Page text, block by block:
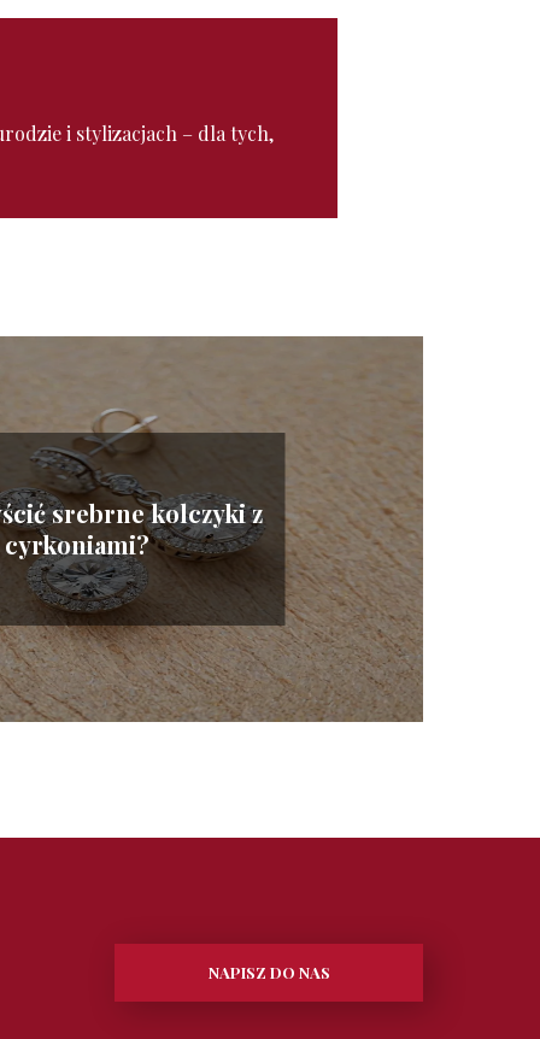
i stylizacjach – dla tych,
srebrne kolczyki z
cyrkoniami?
NAPISZ DO NAS